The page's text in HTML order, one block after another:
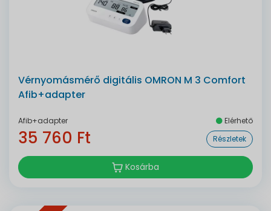
Vérnyomásmérő digitális OMRON M 3 Comfort
Afib+adapter
Afib+adapter Elérhető
35 760 Ft Részletek
Kosárba